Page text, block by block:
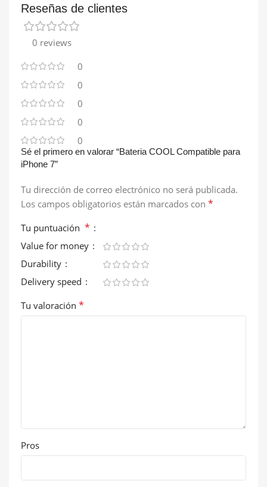
Reseñas de clientes
0 reviews
0
0
0
0
0
Sé el primero en valorar “Bateria COOL Compatible para
iPhone 7”
Tu dirección de correo electrónico no será publicada.
Los campos obligatorios están marcados con *
Tu puntuación *
Value for money
Durability
Delivery speed
Tu valoración *
Pros